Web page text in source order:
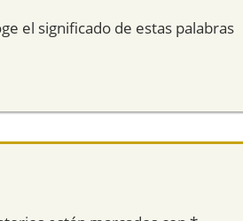
el significado de estas palabras